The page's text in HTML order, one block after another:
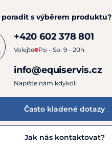
poradit s výběrem produktu?
+420 602 378 801
Volejte Po - So: 9 - 20h
info@equiservis.cz
Napište nám kdykoli
Často kladené dotazy
Jak nás kontaktovat?